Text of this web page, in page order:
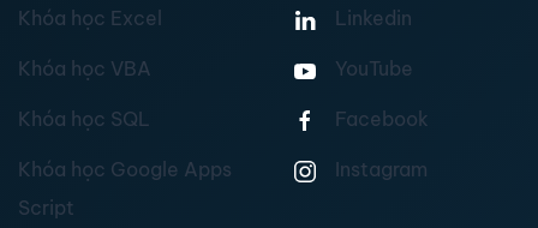
Khóa học Excel
Khóa học VBA
Khóa học SQL
Khóa học Google Apps
Script
Linkedin
YouTube
Facebook
Instagram